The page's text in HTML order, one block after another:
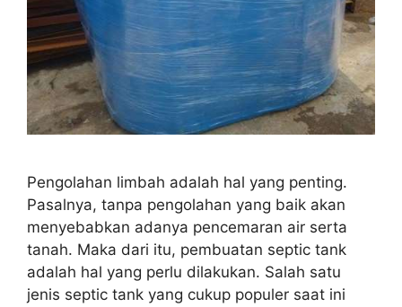
Pengolahan limbah adalah hal yang penting.
Pasalnya, tanpa pengolahan yang baik akan
menyebabkan adanya pencemaran air serta
tanah. Maka dari itu, pembuatan septic tank
adalah hal yang perlu dilakukan. Salah satu
jenis septic tank yang cukup populer saat ini